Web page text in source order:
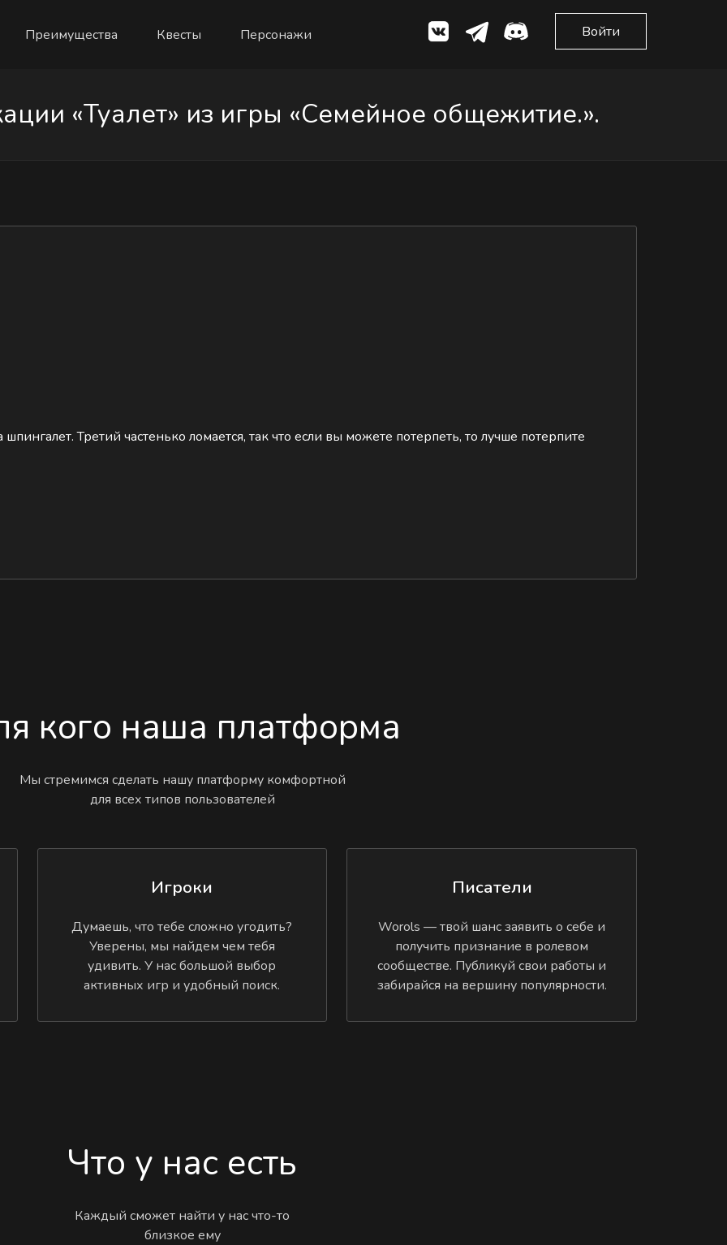
Преимущества Квесты Персонажи Войти
«Туалет» из игры «Семейное общежитие.».
Третий частенько ломается, так что если вы можете потерпеть, то лучше потерпите
кого наша платформа
Мы стремимся сделать нашу платформу комфортной
для всех типов пользователей
Игроки
Думаешь, что тебе сложно угодить?
Уверены, мы найдем чем тебя
удивить. У нас большой выбор
активных игр и удобный поиск.
Писатели
Worols — твой шанс заявить о себе и
получить признание в ролевом
сообществе. Публикуй свои работы и
забирайся на вершину популярности.
Что у нас есть
Каждый сможет найти у нас что-то
близкое ему